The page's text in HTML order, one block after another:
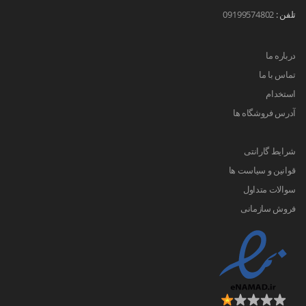
تلفن : 09199574802
درباره ما
تماس با ما
استخدام
آدرس فروشگاه ها
شرایط گارانتی
قوانین و سیاست ها
سوالات متداول
فروش سازمانی